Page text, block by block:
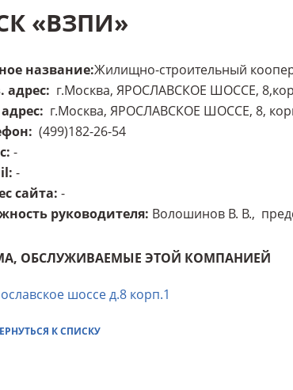
«ВЗПИ»
название:Жилищно-строительный
адрес: г.Москва, ЯРОСЛАВСКОЕ ШОССЕ,
: г.Москва, ЯРОСЛАВСКОЕ ШОССЕ, 8,
: (499)182-26-54
: -
: -
сайта: -
руководителя: Волошинов В. В.,
ОБСЛУЖИВАЕМЫЕ ЭТОЙ КОМПАНИЕЙ
шоссе д.8 корп.1
К СПИСКУ